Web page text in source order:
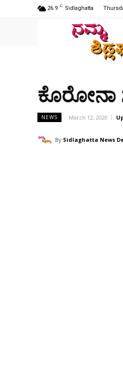
26.9 C Sidlaghatta
ಕೊರೋನಾ
NEWS March 12, 2020
By Sidlaghatta News